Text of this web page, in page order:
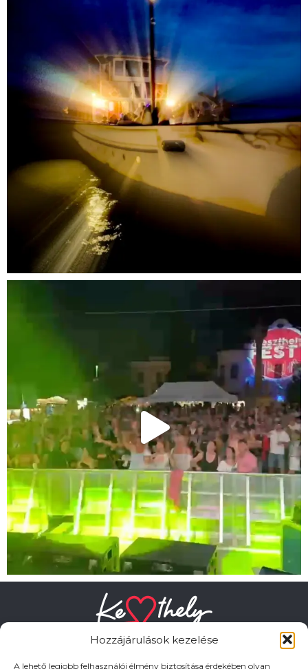
Hozzájárulások kezelése
A lehető legjobb felhasználói élmény biztosítása érdekében olyan